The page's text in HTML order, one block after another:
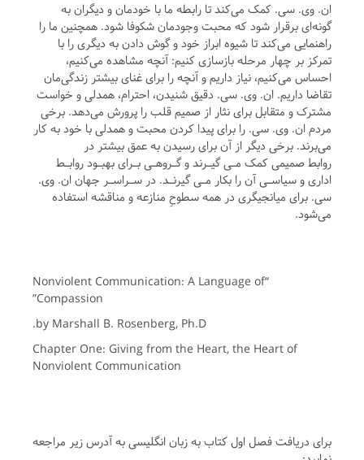
ان. وی. سی. کمک می‌کند تا رابطه ما با خودمان و دیگران به
گونه‌ای برقرار شود که محبت وجودمان شکوفا شود. همچنین ما را
راهنمایی می‌کند تا شیوه ابراز خود و گوش دادن به دیگری را با
تمرکز بر چهار مرحله بازسازی کنیم: آنچه مشاهده می‌کنیم،
احساس می‌کنیم، نیاز داریم و آنچه را برای غنای بیشتر زندگی‌مان
تقاضا داریم. ان. وی. سی. دقیق شنیدن، احترام، همدلی و خواست
مشترک و متقابل برای نثار از صمیم قلب را پرورش می‌دهد. برخی
مردم ان. وی. سی. را برای پیدا کردن محبت و همدلی با خود به کار
می‌برند. برخی دیگر از آن برای رسیدن به عمق بیشتر در
روابط صمیمی کمک مـی گیـرند و گـروهـی بـرای بهبـود روابـط
اداری و سیاسـی آن را بکار مـی گیرنـد. در سـراسـر جهان ان. وی.
سی. برای میانجیگری در همه سطوحِ منازعه و مناقشه استفاده
می‌شود.
“Nonviolent Communication: A Language of
Compassion”
by Marshall B. Rosenberg, Ph.D.
Chapter One: Giving from the Heart, the Heart of
Nonviolent Communication
برای دریافت فصل اول کتاب به زبان انگلیسی به آدرس زیر مراجعه